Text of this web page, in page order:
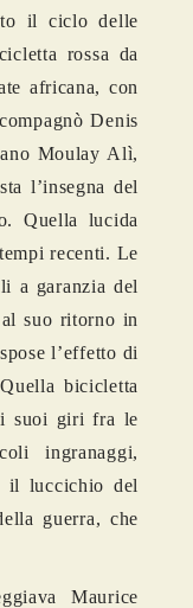
il ciclo delle
rossa da
africana, con
Denis
Moulay Alì,
l’insegna del
Quella lucida
recenti. Le
a garanzia del
al suo ritorno in
l’effetto di
bicicletta
suoi giri fra le
ingranaggi,
il luccichio del
guerra, che
Maurice